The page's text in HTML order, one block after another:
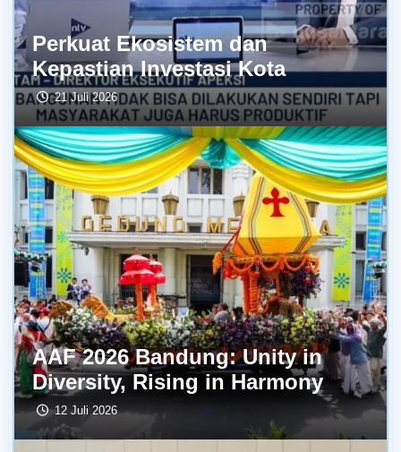
Perkuat Ekosistem dan
Kepastian Investasi Kota
21 Juli 2026
AAF 2026 Bandung: Unity in
Diversity, Rising in Harmony
12 Juli 2026